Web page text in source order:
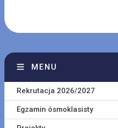
MENU
Rekrutacja 2026/2027
Egzamin ósmoklasisty